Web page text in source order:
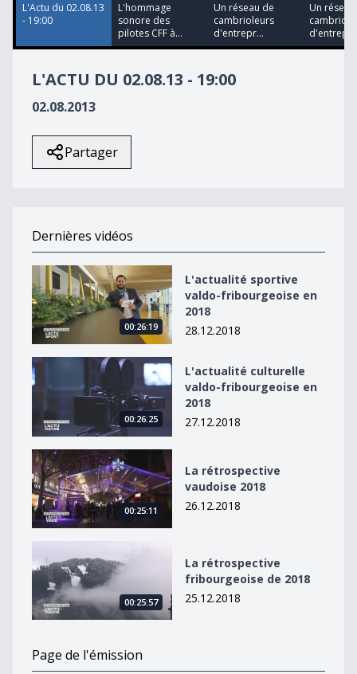
L'Actu du 02.08.13
- 19:00
L'hommage
sonore des
pilotes CFF à...
Un réseau de
cambrioleurs
d'entrepr...
Un
L'ACTU DU 02.08.13 - 19:00
02.08.2013
Partager
Dernières vidéos
L&#039;actualité sportive valdo-fribourgeoise en 2018
00:26:19
L'actualité sportive
valdo-fribourgeoise en
2018
28.12.2018
L&#039;actualité culturelle valdo-fribourgeoise en
00:26:25
L'actualité culturelle
valdo-fribourgeoise en
2018
27.12.2018
La rétrospective vaudoise 2018
00:25:11
La rétrospective
vaudoise 2018
26.12.2018
00:25:57
La rétrospective
fribourgeoise de 2018
25.12.2018
Page de l'émission